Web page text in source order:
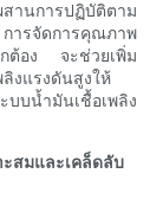
านการปฏิบัติตาม
ารจัดการคุณภาพ
กต้อง จะช่วยเพิ่ม
งแรงดันสูงให้
บบน้ำมันเชื้อเพลิง
ะสมและเคล็ดลับ